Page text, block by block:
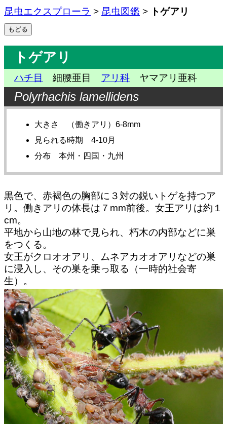
昆虫エクスプローラ > 昆虫図鑑 > トゲアリ
トゲアリ
ハチ目 細腰亜目 アリ科 ヤマアリ亜科
Polyrhachis lamellidens
大きさ （働きアリ）6-8mm
見られる時期 4-10月
分布 本州・四国・九州
黒色で、赤褐色の胸部に３対の鋭いトゲを持つア
リ。働きアリの体長は７mm前後。女王アリは約１
cm。
平地から山地の林で見られ、朽木の内部などに巣
をつくる。
女王がクロオオアリ、ムネアカオオアリなどの巣
に浸入し、その巣を乗っ取る（一時的社会寄
生）。